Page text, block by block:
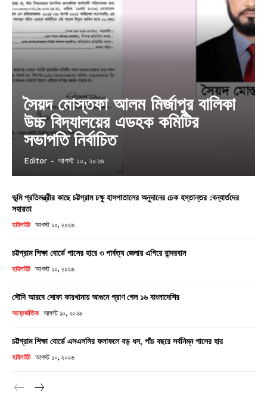
সৈয়দ মোস্তফা আলম মির্জাপুর বালিকা
উচ্চ বিদ্যালয়ের এডহক কমিটির
সভাপতি নির্বাচিত
Editor - আগস্ট ১০, ২০২৬
ভূমি প্রতিমন্ত্রীর কাছে চট্টগ্রাম চক্ষু হাসপাতালের অনুদানের চেক হস্তান্তর :বন্যার্তদের
সহায়তা
হাইলাইট আগস্ট ১০, ২০২৬
চট্টগ্রাম শিক্ষা বোর্ডে পাসের হারে ৩ পার্বত্য জেলায় এগিয়ে বান্দরবান
হাইলাইট আগস্ট ১০, ২০২৬
সৌদি আরবে সোফা কারখানায় আগুনে প্রাণ গেল ১৬ বাংলাদেশির
আন্তর্জাতিক আগস্ট ১০, ২০২৬
চট্টগ্রাম শিক্ষা বোর্ডে এসএসসির ফলাফলে বড় ধস, পাঁচ বছরে সর্বনিম্ন পাসের হার
হাইলাইট আগস্ট ১০, ২০২৬